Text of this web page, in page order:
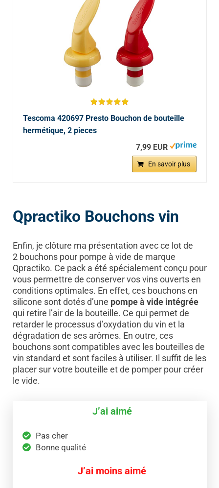
Tescoma 420697 Presto Bouchon de bouteille
hermétique, 2 pieces
7,99 EUR
En savoir plus
Qpractiko Bouchons vin
Enfin, je clôture ma présentation avec ce lot de
2 bouchons pour pompe à vide de marque
Qpractiko. Ce pack a été spécialement conçu pour
vous permettre de conserver vos vins ouverts en
conditions optimales. En effet, ces bouchons en
silicone sont dotés d’une pompe à vide intégrée
qui retire l’air de la bouteille. Ce qui permet de
retarder le processus d’oxydation du vin et la
dégradation de ses arômes. En outre, ces
bouchons sont compatibles avec les bouteilles de
vin standard et sont faciles à utiliser. Il suffit de les
placer sur votre bouteille et de pomper pour créer
le vide.
J’ai aimé
Pas cher
Bonne qualité
J’ai moins aimé